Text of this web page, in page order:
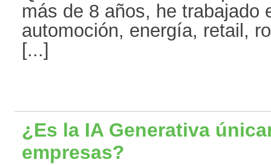
más de 8 años, he trabajado
automoción, energía, retail,
[...]
¿Es la IA Generativa
empresas?